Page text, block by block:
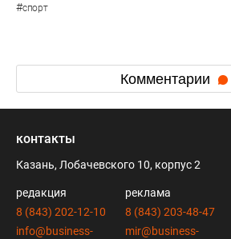
#спорт
Комментарии
контакты
Казань, Лобачевского 10, корпус 2
редакция
8 (843) 202-12-10
info@business-
реклама
8 (843) 203-48-47
mir@business-